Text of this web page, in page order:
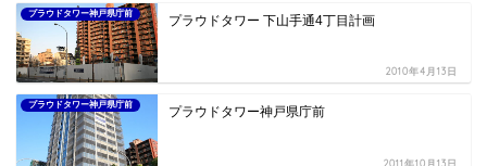
プラウドタワー神戸県庁前 プラウドタワー 下山手通4丁目計画
2010年4月13日
プラウドタワー神戸県庁前 プラウドタワー神戸県庁前
2011年10月13日